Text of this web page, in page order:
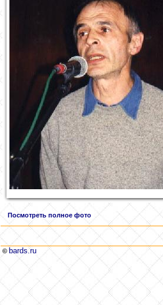
Посмотреть полное фото
© bards.ru